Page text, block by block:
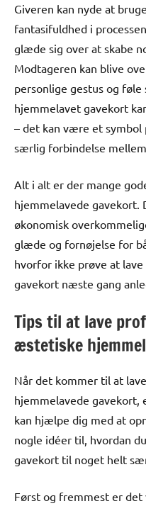
Giveren kan nyde at
fantasifuldhed i
glæde sig over at skabe
Modtageren kan blive
personlige gestus og
hjemmelavet gavekort
– det kan være et
særlig forbindelse
Alt i alt er der mange
hjemmelavede gavekort.
økonomisk
glæde og fornøjelse for
hvorfor ikke prøve at
gavekort næste gang
Tips til at lave
æstetiske
Når det kommer til at
hjemmelavede gavekort,
kan hjælpe dig med at
nogle idéer til, hvordan
gavekort til noget helt
Først og fremmest er